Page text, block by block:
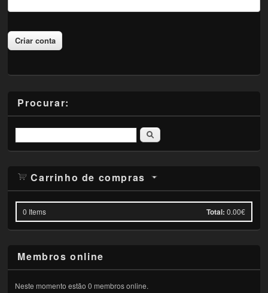
Procurar:
Pesquisar
Carrinho de compras
0 Items Total: 0.00€
Membros online
Neste momento estão 0 membros online.